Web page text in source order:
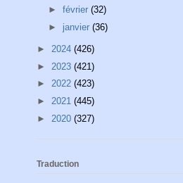
► février (32)
► janvier (36)
► 2024 (426)
► 2023 (421)
► 2022 (423)
► 2021 (445)
► 2020 (327)
Traduction